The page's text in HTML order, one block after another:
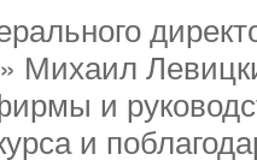
Михаил
и
и